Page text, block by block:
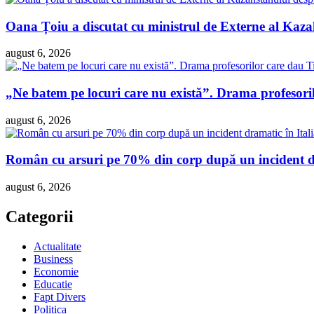
Oana Țoiu a discutat cu ministrul de Externe al
august 6, 2026
„Ne batem pe locuri care nu există”. Drama
august 6, 2026
Român cu arsuri pe 70% din corp după un incident
august 6, 2026
Categorii
Actualitate
Business
Economie
Educatie
Fapt Divers
Politica